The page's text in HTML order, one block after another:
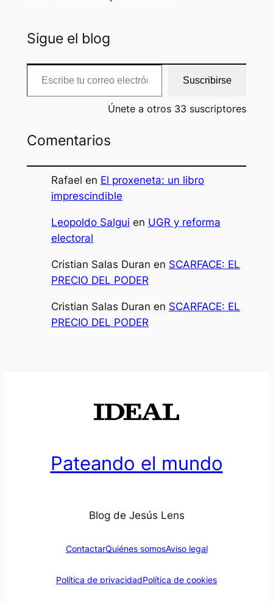
Sigue el blog
Escribe tu correo electrónico…
Suscribirse
Únete a otros 33 suscriptores
Comentarios
Rafael en El proxeneta: un libro
imprescindible
Leopoldo Salgui en UGR y reforma
electoral
Cristian Salas Duran en SCARFACE: EL
PRECIO DEL PODER
Cristian Salas Duran en SCARFACE: EL
PRECIO DEL PODER
Pateando el mundo
Blog de Jesús Lens
ContactarQuiénes somosAviso legal
Política de privacidadPolítica de cookies